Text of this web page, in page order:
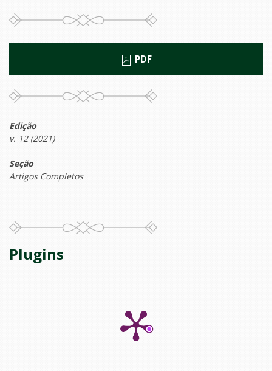
PDF
Edição
v. 12 (2021)
Seção
Artigos Completos
Plugins